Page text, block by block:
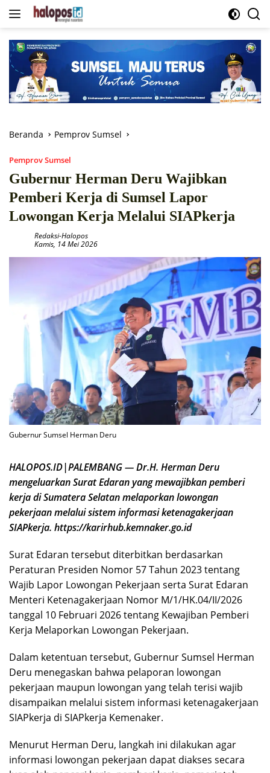
Langsung
Beranda Pemprov Sumsel
Pemprov Sumsel
Gubernur Herman Deru Wajibkan
Pemberi Kerja di Sumsel Lapor
Lowongan Kerja Melalui SIAPkerja
Redaksi-Halopos
Kamis, 14 Mei 2026
Gubernur Sumsel Herman Deru
HALOPOS.ID|PALEMBANG — Dr.H. Herman Deru
mengeluarkan Surat Edaran yang mewajibkan pemberi
kerja di Sumatera Selatan melaporkan lowongan
pekerjaan melalui sistem informasi ketenagakerjaan
SIAPkerja. https://karirhub.kemnaker.go.id
Surat Edaran tersebut diterbitkan berdasarkan
Peraturan Presiden Nomor 57 Tahun 2023 tentang
Wajib Lapor Lowongan Pekerjaan serta Surat Edaran
Menteri Ketenagakerjaan Nomor M/1/HK.04/II/2026
tanggal 10 Februari 2026 tentang Kewajiban Pemberi
Kerja Melaporkan Lowongan Pekerjaan.
Dalam ketentuan tersebut, Gubernur Sumsel Herman
Deru menegaskan bahwa pelaporan lowongan
pekerjaan maupun lowongan yang telah terisi wajib
disampaikan melalui sistem informasi ketenagakerjaan
SIAPkerja di SIAPkerja Kemenaker.
Menurut Herman Deru, langkah ini dilakukan agar
informasi lowongan pekerjaan dapat diakses secara